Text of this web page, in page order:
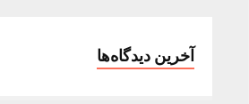
آخرین دیدگاه‌ها